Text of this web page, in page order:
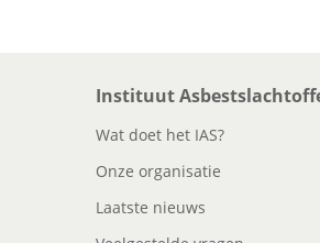
Instituut
Wat doet het IAS?
Onze organisatie
Laatste nieuws